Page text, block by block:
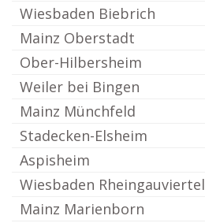
Wiesbaden Biebrich
Mainz Oberstadt
Ober-Hilbersheim
Weiler bei Bingen
Mainz Münchfeld
Stadecken-Elsheim
Aspisheim
Wiesbaden Rheingauviertel
Mainz Marienborn